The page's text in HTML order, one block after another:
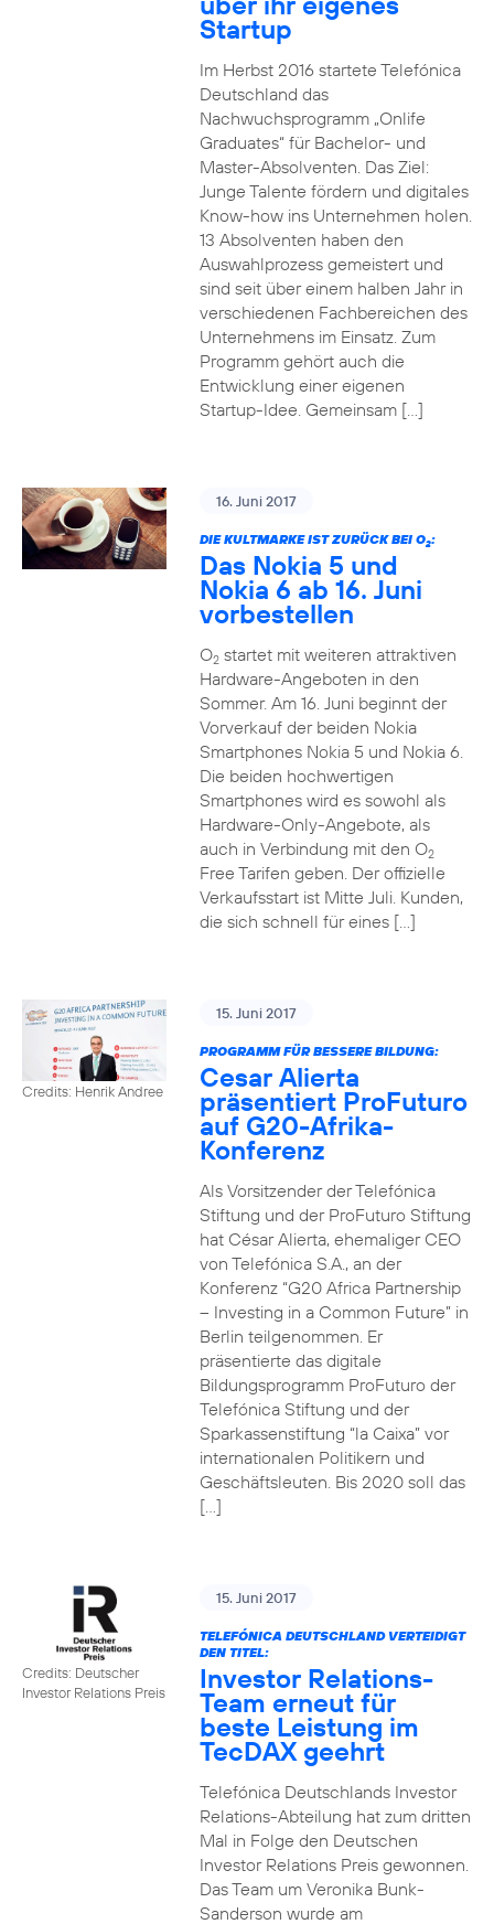
Startup
Im Herbst 2016 startete Telefónica
Deutschland das
Nachwuchsprogramm „Onlife
Graduates“ für Bachelor- und
Master-Absolventen. Das Ziel:
Junge Talente fördern und digitales
Know-how ins Unternehmen holen.
13 Absolventen haben den
Auswahlprozess gemeistert und
sind seit über einem halben Jahr in
verschiedenen Fachbereichen des
Unternehmens im Einsatz. Zum
Programm gehört auch die
Entwicklung einer eigenen
Startup-Idee. Gemeinsam […]
16. Juni 2017
DIE KULTMARKE IST ZURÜCK BEI O2:
Das Nokia 5 und
Nokia 6 ab 16. Juni
vorbestellen
O2startet mit weiteren attraktiven
Hardware-Angeboten in den
Sommer. Am 16. Juni beginnt der
Vorverkauf der beiden Nokia
Smartphones Nokia 5 und Nokia 6.
Die beiden hochwertigen
Smartphones wird es sowohl als
Hardware-Only-Angebote, als
auch in Verbindung mit den O2
Free Tarifen geben. Der offizielle
Verkaufsstart ist Mitte Juli. Kunden,
die sich schnell für eines […]
Credits: Henrik Andree
15. Juni 2017
PROGRAMM FÜR BESSERE BILDUNG:
Cesar Alierta
präsentiert ProFuturo
auf G20-Afrika-
Konferenz
Als Vorsitzender der Telefónica
Stiftung und der ProFuturo Stiftung
hat César Alierta, ehemaliger CEO
von Telefónica S.A., an der
Konferenz “G20 Africa Partnership
– Investing in a Common Future” in
Berlin teilgenommen. Er
präsentierte das digitale
Bildungsprogramm ProFuturo der
Telefónica Stiftung und der
Sparkassenstiftung “la Caixa” vor
internationalen Politikern und
Geschäftsleuten. Bis 2020 soll das
[…]
Credits: Deutscher
Investor Relations Preis
15. Juni 2017
TELEFÓNICA DEUTSCHLAND VERTEIDIGT
DEN TITEL:
Investor Relations-
Team erneut für
beste Leistung im
TecDAX geehrt
Telefónica Deutschlands Investor
Relations-Abteilung hat zum dritten
Mal in Folge den Deutschen
Investor Relations Preis gewonnen.
Das Team um Veronika Bunk-
Sanderson wurde am